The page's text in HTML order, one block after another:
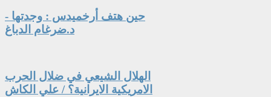
حين هتف أرخميدس : وجدتها -
د.ضرغام الدباغ
الهلال الشيعي في ضلال الحرب
الامريكية الايرانية؟ / علي الكاش